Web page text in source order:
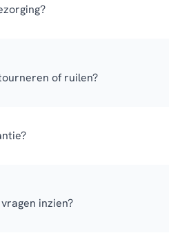
of ruilen?
inzien?